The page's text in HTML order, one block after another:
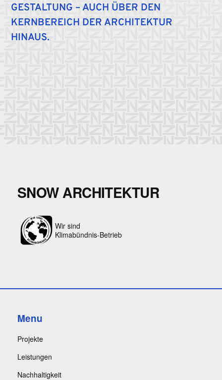
GESTALTUNG – AUCH ÜBER DEN
KERNBEREICH DER ARCHITEKTUR
HINAUS.
SNOW ARCHITEKTUR
Wir sind
Klimabündnis-Betrieb
Menu
Projekte
Leistungen
Nachhaltigkeit